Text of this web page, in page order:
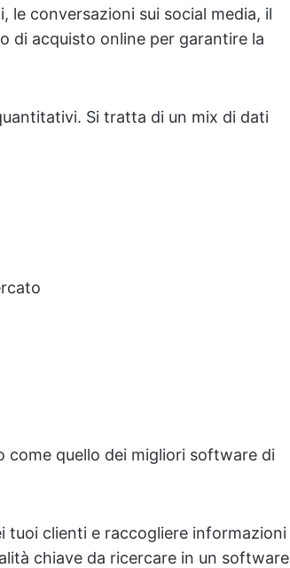
le conversazioni sui social media, il
di acquisto online per garantire la
Si tratta di un mix di dati
quello dei migliori software di
clienti e raccogliere informazioni
chiave da ricercare in un software